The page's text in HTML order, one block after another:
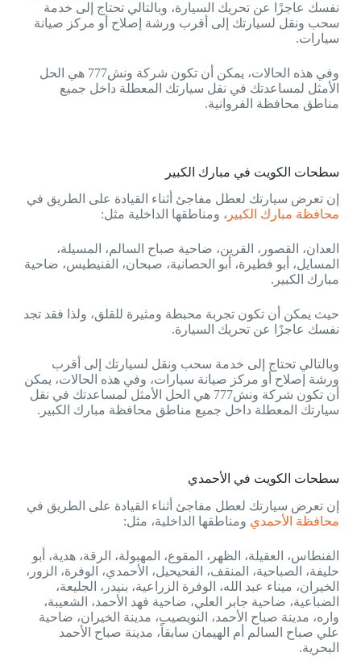
نفسك عاجزًا عن تحريك السيارة، وبالتالي تحتاج إلى خدمة
سحب ونقل لسيارتك إلى أقرب ورشة إصلاح أو مركز صيانة
سيارات.
وفي هذه الحالات، يمكن أن تكون شركة ونش777 هي الحل
الأمثل لمساعدتك في نقل سيارتك المعطلة داخل جميع
مناطق محافظة الفروانية.
سطحات الكويت في مبارك الكبير
إن تعرض سيارتك لعطل مفاجئ أثناء القيادة على الطريق في
محافظة مبارك الكبير ، ومناطقها الداخلية مثل:
العدان، القصور، القرين، ضاحية صباح السالم، المسيلة،
المسايل، أبو فطيرة، أبو الحصانية، صبحان، الفنيطيس، ضاحية
مبارك الكبير.
حيث يمكن أن تكون تجربة محبطة ومثيرة للقلق، ولذا فقد تجد
نفسك عاجزًا عن تحريك السيارة.
وبالتالي تحتاج إلى خدمة سحب ونقل لسيارتك إلى أقرب
ورشة إصلاح أو مركز صيانة سيارات، وفي هذه الحالات، يمكن
أن تكون شركة ونش777 هي الحل الأمثل لمساعدتك في نقل
سيارتك المعطلة داخل جميع مناطق محافظة مبارك الكبير.
سطحات الكويت في الأحمدي
إن تعرض سيارتك لعطل مفاجئ أثناء القيادة على الطريق في
محافظة الأحمدي ومناطقها الداخلية، مثل:
الفنطاس، العقيلة، الظهر، المقوع، المهبولة، الرقة، هدية، أبو
حليفة، الصباحية، المنقف، الفحيحيل، الأحمدي، الوفرة، الزور،
الخيران، ميناء عبد الله، الوفرة الزراعية، بنيدر، الجليعة،
الضباعية، ضاحية جابر العلي، ضاحية فهد الأحمد، الشعيبة،
واره، مدينة صباح الأحمد، النويصيب، مدينة الخيران، ضاحية
علي صباح السالم أم الهيمان سابقاً، مدينة صباح الأحمد
البحرية.